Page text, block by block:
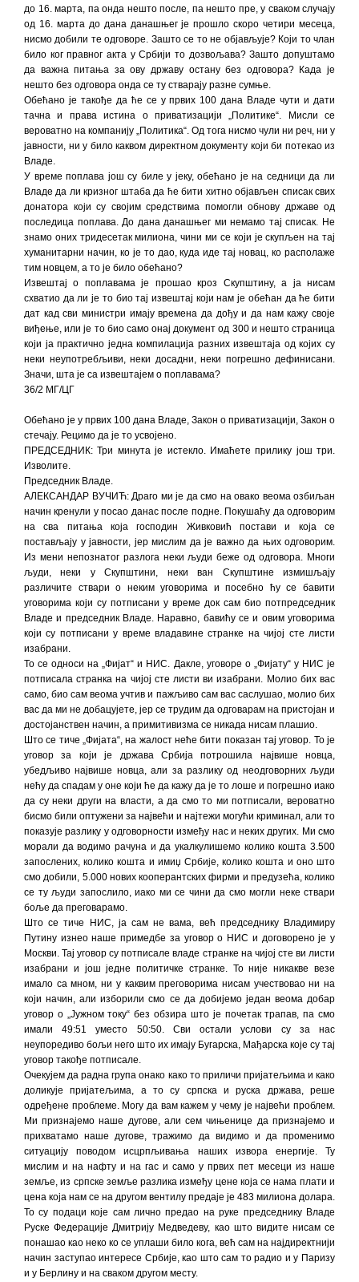
до 16. марта, па онда нешто после, па нешто пре, у сваком случају
од 16. марта до дана данашњег је прошло скоро четири месеца,
нисмо добили те одговоре. Зашто се то не објављује? Који то члан
било ког правног акта у Србији то дозвољава? Зашто допуштамо
да важна питања за ову државу остану без одговора? Када је
нешто без одговора онда се ту стварају разне сумње.
Обећано је такође да ће се у првих 100 дана Владе чути и дати
тачна и права истина о приватизацији „Политике“. Мисли се
вероватно на компанију „Политика“. Од тога нисмо чули ни реч, ни у
јавности, ни у било каквом директном документу који би потекао из
Владе.
У време поплава још су биле у јеку, обећано је на седници да ли
Владе да ли кризног штаба да ће бити хитно објављен списак свих
донатора који су својим средствима помогли обнову државе од
последица поплава. До дана данашњег ми немамо тај списак. Не
знамо оних тридесетак милиона, чини ми се који је скупљен на тај
хуманитарни начин, ко је то дао, куда иде тај новац, ко располаже
тим новцем, а то је било обећано?
Извештај о поплавама је прошао кроз Скупштину, а ја нисам
схватио да ли је то био тај извештај који нам је обећан да ће бити
дат кад сви министри имају времена да дођу и да нам кажу своје
виђење, или је то био само онај документ од 300 и нешто страница
који ја практично једна компилација разних извештаја од којих су
неки неупотребљиви, неки досадни, неки погрешно дефинисани.
Значи, шта је са извештајем о поплавама?
36/2 МГ/ЦГ
Обећано је у првих 100 дана Владе, Закон о приватизацији, Закон о
стечају. Рецимо да је то усвојено.
ПРЕДСЕДНИК: Три минута је истекло. Имаћете прилику још три.
Изволите.
Председник Владе.
АЛЕКСАНДАР ВУЧИЋ: Драго ми је да смо на овако веома озбиљан
начин кренули у посао данас после подне. Покушаћу да одговорим
на сва питања која господин Живковић постави и која се
постављају у јавности, јер мислим да је важно да њих одговорим.
Из мени непознатог разлога неки људи беже од одговора. Многи
људи, неки у Скупштини, неки ван Скупштине измишљају
различите ствари о неким уговорима и посебно ћу се бавити
уговорима који су потписани у време док сам био потпредседник
Владе и председник Владе. Наравно, бавићу се и овим уговорима
који су потписани у време владавине странке на чијој сте листи
изабрани.
То се односи на „Фијат“ и НИС. Дакле, уговоре о „Фијату“ у НИС је
потписала странка на чијој сте листи ви изабрани. Молио бих вас
само, био сам веома учтив и пажљиво сам вас саслушао, молио бих
вас да ми не добацујете, јер се трудим да одговарам на пристојан и
достојанствен начин, а примитивизма се никада нисам плашио.
Што се тиче „Фијата“, на жалост неће бити показан тај уговор. То је
уговор за који је држава Србија потрошила највише новца,
убедљиво највише новца, али за разлику од неодговорних људи
нећу да спадам у оне који ће да кажу да је то лоше и погрешно иако
да су неки други на власти, а да смо то ми потписали, вероватно
бисмо били оптужени за највећи и најтежи могући криминал, али то
показује разлику у одговорности између нас и неких других. Ми смо
морали да водимо рачуна и да укалкулишемо колико кошта 3.500
запослених, колико кошта и имиџ Србије, колико кошта и оно што
смо добили, 5.000 нових кооперантских фирми и предузећа, колико
се ту људи запослило, иако ми се чини да смо могли неке ствари
боље да преговарамо.
Што се тиче НИС, ја сам не вама, већ председнику Владимиру
Путину изнео наше примедбе за уговор о НИС и договорено је у
Москви. Тај уговор су потписале владе странке на чијој сте ви листи
изабрани и још једне политичке странке. То није никакве везе
имало са мном, ни у каквим преговорима нисам учествовао ни на
који начин, али изборили смо се да добијемо један веома добар
уговор о „Јужном току“ без обзира што је почетак трапав, па смо
имали 49:51 уместо 50:50. Сви остали услови су за нас
неупоредиво бољи него што их имају Бугарска, Мађарска које су тај
уговор такође потписале.
Очекујем да радна група онако како то приличи пријатељима и како
доликује пријатељима, а то су српска и руска држава, реше
одређене проблеме. Могу да вам кажем у чему је највећи проблем.
Ми признајемо наше дугове, али сем чињенице да признајемо и
прихватамо наше дугове, тражимо да видимо и да променимо
ситуацију поводом исцрпљивања наших извора енергије. Ту
мислим и на нафту и на гас и само у првих пет месеци из наше
земље, из српске земље разлика између цене која се нама плати и
цена која нам се на другом вентилу предаје је 483 милиона долара.
То су подаци које сам лично предао на руке председнику Владе
Руске Федерације Дмитрију Медведеву, као што видите нисам се
понашао као неко ко се уплаши било кога, већ сам на најдиректнији
начин заступао интересе Србије, као што сам то радио и у Паризу
и у Берлину и на сваком другом месту.